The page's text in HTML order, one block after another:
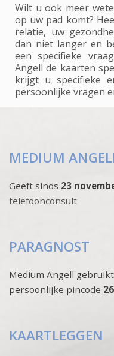
Wilt u ook meer
op uw pad komt?
relatie, uw
dan niet langer en
een specifieke
Angell de kaarten
krijgt u specifieke
persoonlijke vragen
MEDIUM
Geeft sinds 23
telefoonconsult
PARAGNOST
Medium Angell
persoonlijke pincode
KAARTLEGGEN